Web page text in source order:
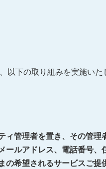
下の取り組みを実施いた
管理者を置き、その管理
ルアドレス、電話番号、
希望されるサービスご